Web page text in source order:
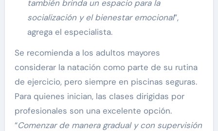
también brinda un espacio para la
socialización y el bienestar emocional”,
agrega el especialista.
Se recomienda a los adultos mayores
considerar la natación como parte de su rutina
de ejercicio, pero siempre en piscinas seguras.
Para quienes inician, las clases dirigidas por
profesionales son una excelente opción.
“Comenzar de manera gradual y con supervisión